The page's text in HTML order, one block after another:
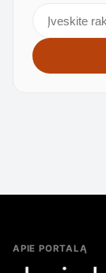
APIE PORTALĄ